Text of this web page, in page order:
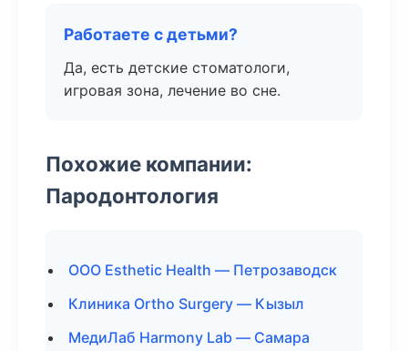
Работаете с детьми?
Да, есть детские стоматологи,
игровая зона, лечение во сне.
Похожие компании:
Пародонтология
ООО Esthetic Health — Петрозаводск
Клиника Ortho Surgery — Кызыл
МедиЛаб Harmony Lab — Самара